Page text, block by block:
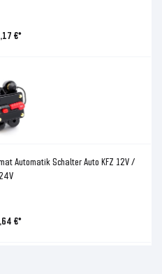
€*
Automatik Schalter Auto KFZ 12V /
24V
€*